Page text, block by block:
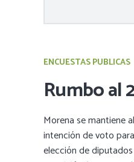
ENCUESTAS PUBLICAS
Rumbo al
Morena se mantiene
intención de voto
elección de